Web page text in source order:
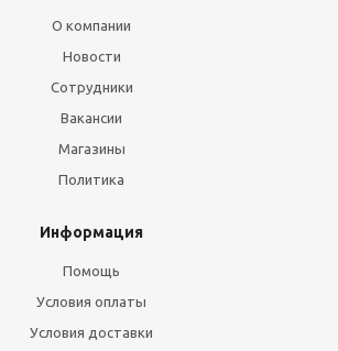
О компании
Новости
Сотрудники
Вакансии
Магазины
Политика
Информация
Помощь
Условия оплаты
Условия доставки